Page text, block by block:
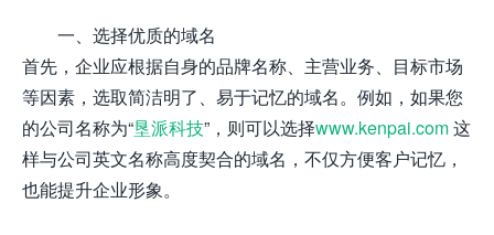
一、选择优质的域名
首先，企业应根据自身的品牌名称、主营业务、目标市场
等因素，选取简洁明了、易于记忆的域名。例如，如果您
的公司名称为“垦派科技”，则可以选择www.kenpai.com这
样与公司英文名称高度契合的域名，不仅方便客户记忆，
也能提升企业形象。